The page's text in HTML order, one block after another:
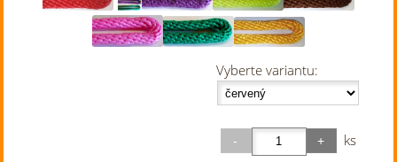
Vyberte variantu:
ks